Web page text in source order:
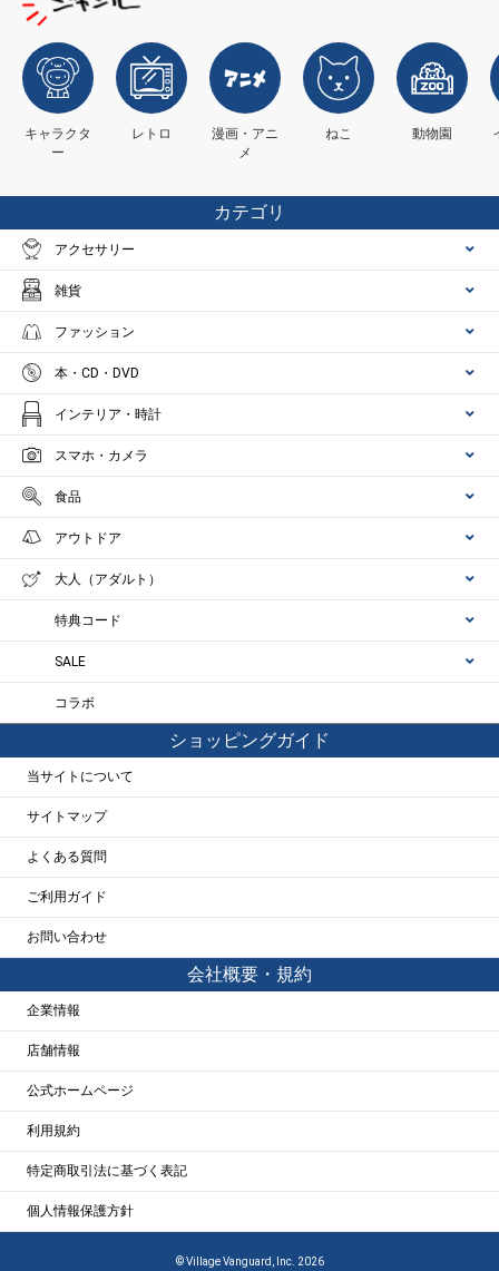
キャラクタ
ー
レトロ
漫画・アニ
メ
ねこ 動物園
カテゴリ
アクセサリー
雑貨
ファッション
本・CD・DVD
インテリア・時計
スマホ・カメラ
食品
アウトドア
大人（アダルト）
特典コード
SALE
コラボ
ショッピングガイド
当サイトについて
サイトマップ
よくある質問
ご利用ガイド
お問い合わせ
会社概要・規約
企業情報
店舗情報
公式ホームページ
利用規約
特定商取引法に基づく表記
個人情報保護方針
© Village Vanguard, Inc. 2026